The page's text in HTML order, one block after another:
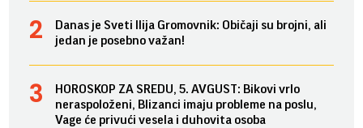
Danas je Sveti Ilija Gromovnik: Običaji su brojni, ali
jedan je posebno važan!
HOROSKOP ZA SREDU, 5. AVGUST: Bikovi vrlo
neraspoloženi, Blizanci imaju probleme na poslu,
Vage će privući vesela i duhovita osoba